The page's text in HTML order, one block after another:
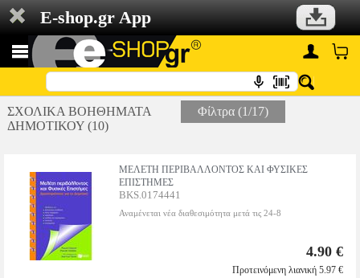
E-shop.gr App
ΣΧΟΛΙΚΑ ΒΟΗΘΗΜΑΤΑ
ΔΗΜΟΤΙΚΟΥ (10)
Φίλτρα (1/17)
ΜΕΛΕΤΗ ΠΕΡΙΒΑΛΛΟΝΤΟΣ ΚΑΙ ΦΥΣΙΚΕΣ
ΕΠΙΣΤΗΜΕΣ
BKS.0174441
Αναμένεται νέα διαθεσιμότητα μετά τις 24-8
4.90 €
Προτεινόμενη λιανική 5.97 €